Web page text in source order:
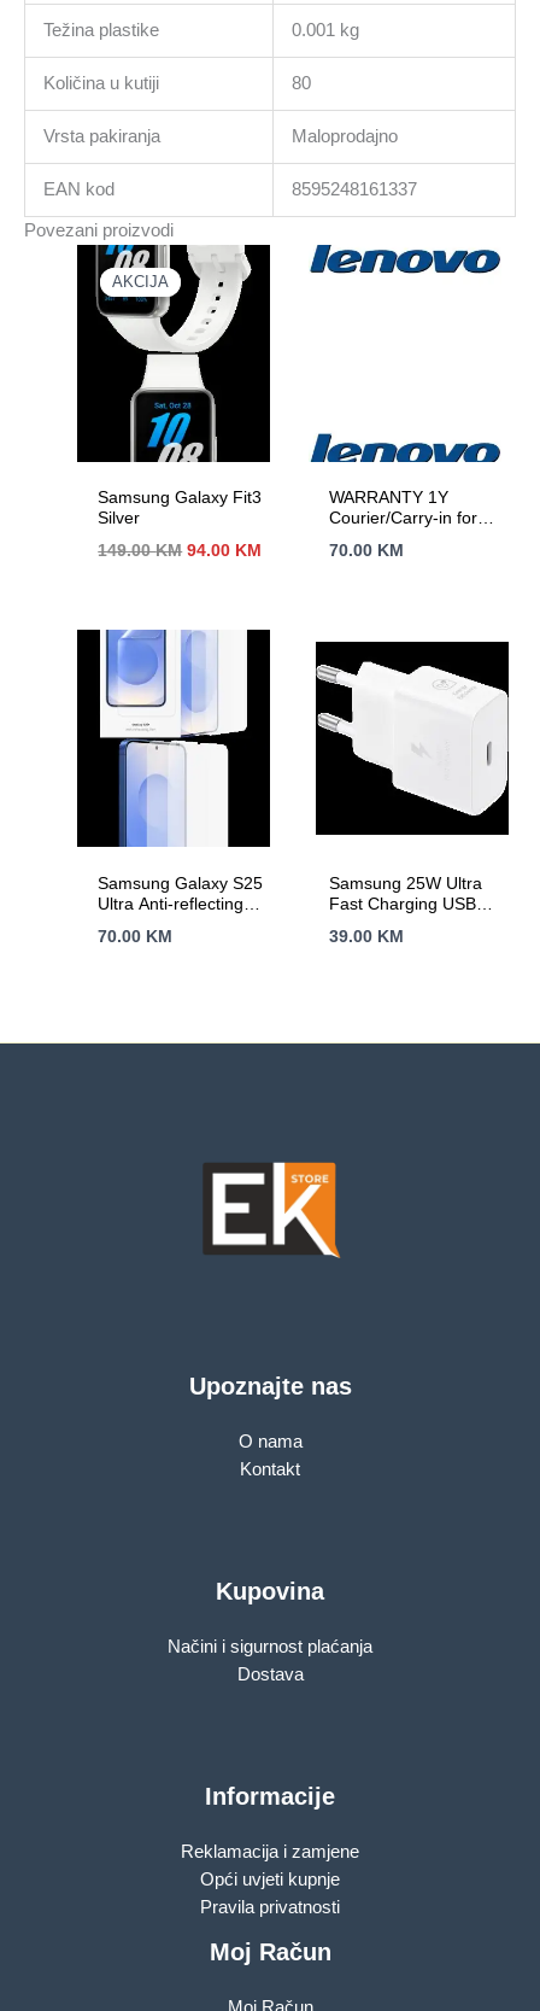
Težina plastike 0.001 kg
Količina u kutiji 80
Vrsta pakiranja Maloprodajno
EAN kod 8595248161337
Povezani proizvodi
AKCIJA
AKCIJA
Samsung Galaxy Fit3
Silver
149.00KM Izvorna
94.00 KM Trenutna
WARRANTY 1Y
Courier/Carry-in for
IdeaPad, IdeaPad
70.00 KM
Samsung Galaxy S25
Ultra Anti-reflecting
Transparent
70.00 KM
Samsung 25W Ultra
Fast Charging USB-C
(cable included)
39.00 KM
Upoznajte nas
O nama
Kontakt
Kupovina
Načini i sigurnost plaćanja
Dostava
Informacije
Reklamacija i zamjene
Opći uvjeti kupnje
Pravila privatnosti
Moj Račun